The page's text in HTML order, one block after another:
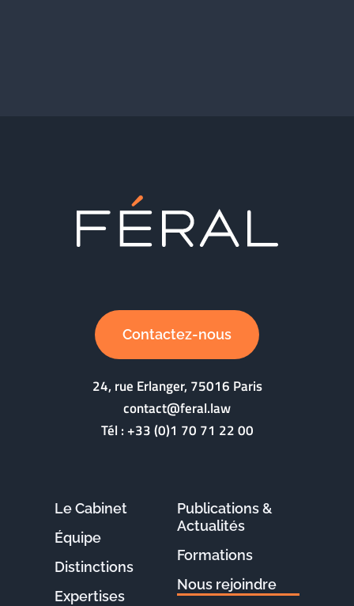
Contactez-nous
24, rue Erlanger, 75016 Paris
contact@feral.law
Tél :+33 (0)1 70 71 22 00
Le Cabinet
Équipe
Distinctions
Expertises
Publications &
Actualités
Formations
Nous rejoindre